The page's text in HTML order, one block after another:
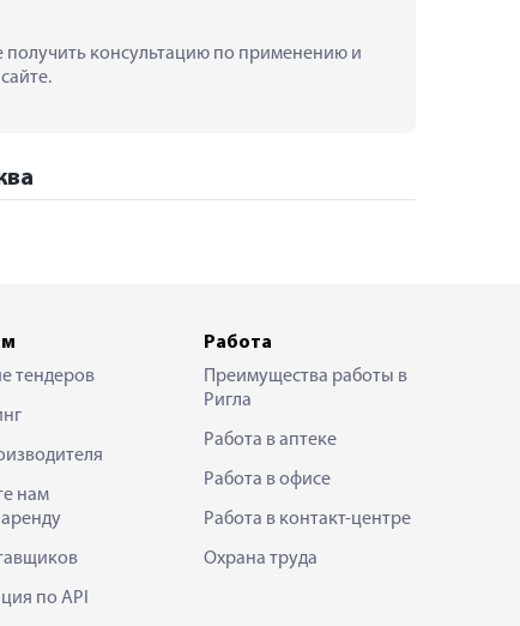
получить консультацию по применению и
тендеров
нам
по API
Работа
Преимущества работы в
Ригла
Работа в аптеке
Работа в офисе
Работа в контакт-центре
Охрана труда